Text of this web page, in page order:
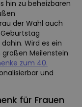
hin zu beheizbaren
der Wahl auch
Wird es ein
Meilenstein
zum 40.
und
für Frauen